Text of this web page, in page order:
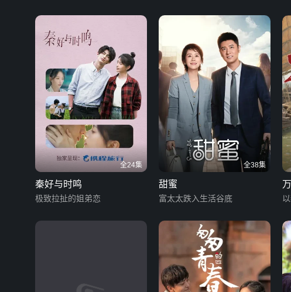
全24集
秦好与时鸣
极致拉扯的姐弟恋
全38集
甜蜜
富太太跌入生活谷底